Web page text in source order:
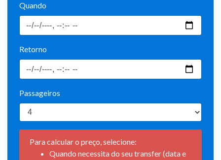
Quando
Retorno
Passageiros
Para calcular o preço, selecione:
Quando necessita do seu transfer (data e